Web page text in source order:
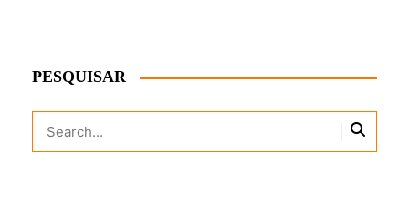
PESQUISAR